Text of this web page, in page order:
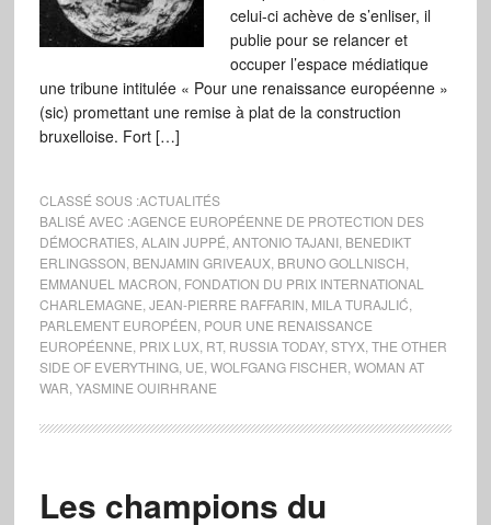
celui-ci achève de s’enliser, il
publie pour se relancer et
occuper l’espace médiatique
une tribune intitulée « Pour une renaissance européenne »
(sic) promettant une remise à plat de la construction
bruxelloise. Fort […]
CLASSÉ SOUS :ACTUALITÉS
BALISÉ AVEC :AGENCE EUROPÉENNE DE PROTECTION DES
DÉMOCRATIES, ALAIN JUPPÉ ANTONIO TAJANI, BENEDIKT
ERLINGSSON BENJAMIN GRIVEAUX, BRUNO GOLLNISCH
EMMANUEL MACRON FONDATION DU PRIX INTERNATIONAL
CHARLEMAGNE JEAN-PIERRE RAFFARIN MILA TURAJLIĆ
PARLEMENT EUROPÉEN POUR UNE RENAISSANCE
EUROPÉENNE PRIX LUX, RT, RUSSIA TODAY, STYX, THE OTHER
SIDE OF EVERYTHING, UE WOLFGANG FISCHER WOMAN AT
WAR YASMINE OUIRHRANE
Les champions du